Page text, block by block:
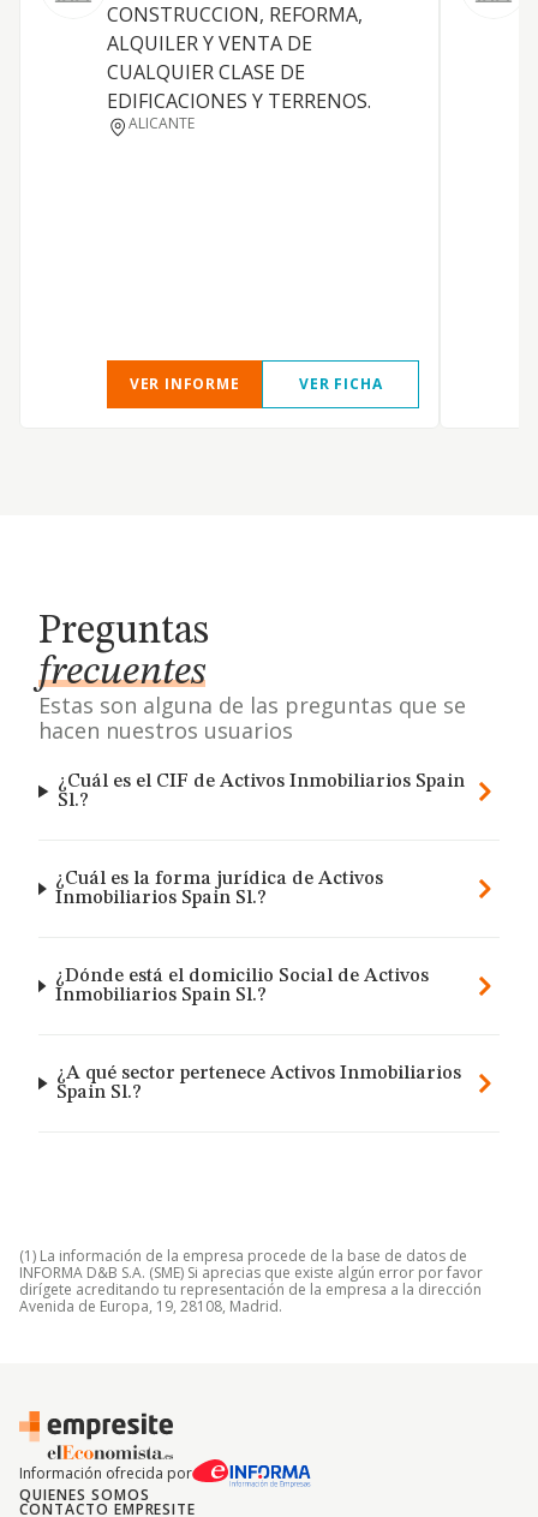
CONSTRUCCION, REFORMA,
ALQUILER Y VENTA DE
CUALQUIER CLASE DE
EDIFICACIONES Y TERRENOS.
ALICANTE
VER INFORME VER FICHA
Preguntas
frecuentes
Estas son alguna de las preguntas que se
hacen nuestros usuarios
¿Cuál es el CIF de Activos Inmobiliarios Spain
Sl.?
¿Cuál es la forma jurídica de Activos
Inmobiliarios Spain Sl.?
¿Dónde está el domicilio Social de Activos
Inmobiliarios Spain Sl.?
¿A qué sector pertenece Activos Inmobiliarios
Spain Sl.?
(1) La información de la empresa procede de la base de datos de
INFORMA D&B S.A. (SME) Si aprecias que existe algún error por favor
dirígete acreditando tu representación de la empresa a la dirección
Avenida de Europa, 19, 28108, Madrid.
Información ofrecida por
QUIENES SOMOS
CONTACTO EMPRESITE